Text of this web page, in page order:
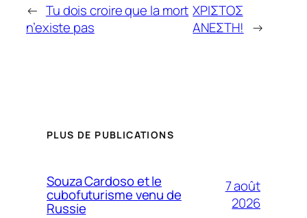
← Tu dois croire que la mort
n’existe pas
ΧΡΙΣΤΟΣ
ΑΝΕΣΤΗ! →
PLUS DE PUBLICATIONS
Souza Cardoso et le
cubofuturisme venu de
Russie
7 août
2026